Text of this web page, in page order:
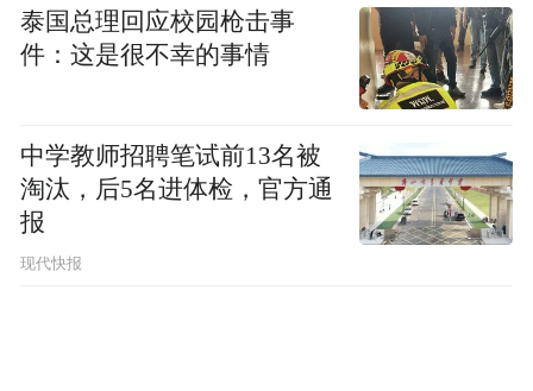
泰国总理回应校园枪击事
件：这是很不幸的事情
中学教师招聘笔试前13名被
淘汰，后5名进体检，官方通
报
现代快报